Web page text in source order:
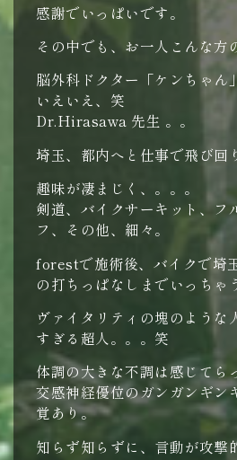
感謝でいっぱいです。
その中でも、お一人こんな方
脳外科ドクター「ケンちゃん
いえいえ、笑
Dr.Hirasawa 先生 。。
埼玉、都内へと仕事で飛び回
趣味が凄まじく、。。。
剣道、バイクサーキット、フ
フ、その他、細々。
forestで施術後、バイクで埼
の打ちっぱなしまでいっち
ヴァイタリティの塊のような
すぎる超人。。。笑
体調の大きな不調は感じてら
交感神経優位のガンガンギン
覚あり。
知らず知らずに、言動が攻撃